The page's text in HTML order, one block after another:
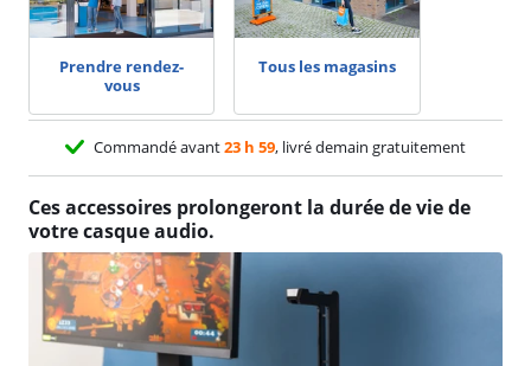
Prendre rendez-
vous
Tous les magasins
Commandé avant23 h 59, livré demain gratuitement
Ces accessoires prolongeront la durée de vie de
votre casque audio.